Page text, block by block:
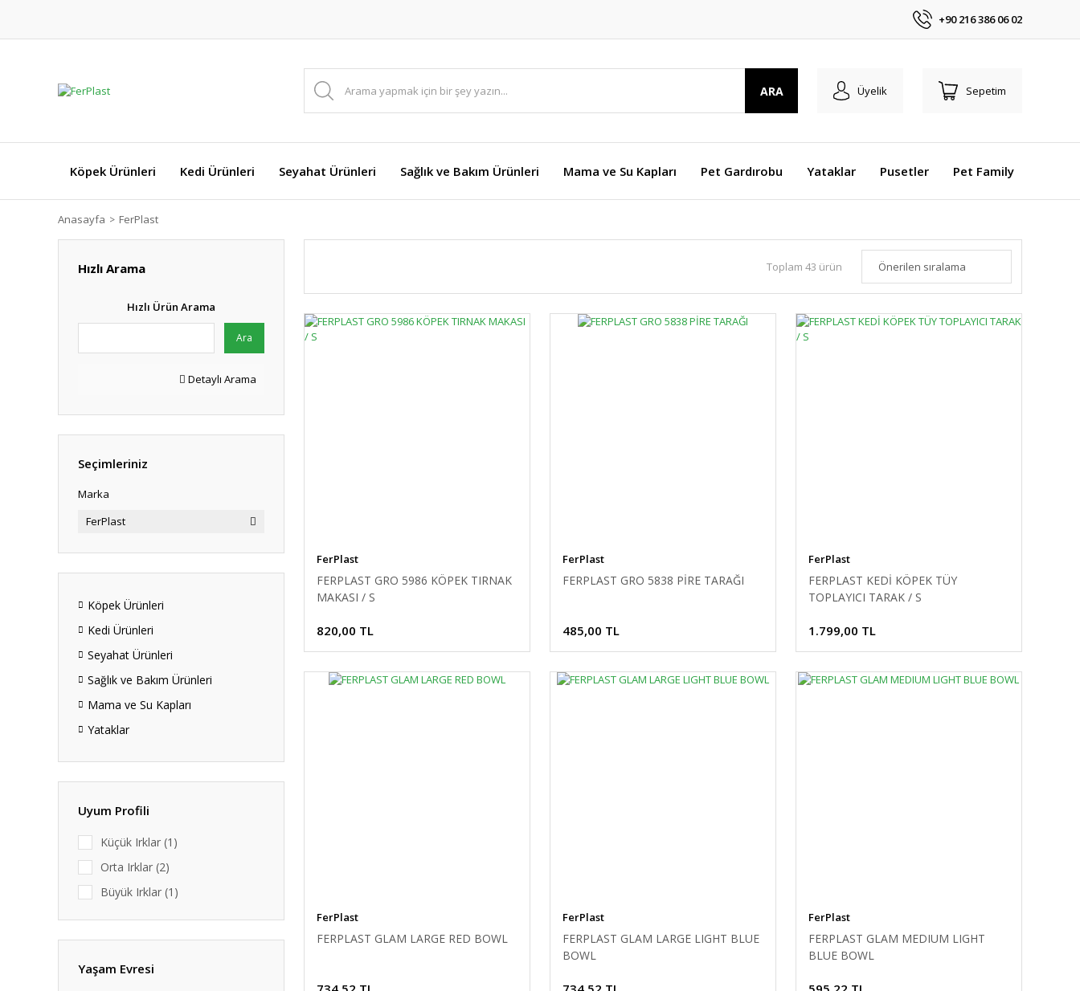
+90 216 386 06 02
ARA Üyelik Sepetim
Köpek Ürünleri Kedi Ürünleri Seyahat Ürünleri Sağlık ve Bakım Ürünleri Mama ve Su Kapları Pet Gardırobu Yataklar Pusetler Pet Family
Anasayfa FerPlast
Hızlı Arama
Hızlı Ürün Arama
Ara
Detaylı Arama
Seçimleriniz
Marka
FerPlast
Köpek Ürünleri
Kedi Ürünleri
Seyahat Ürünleri
Sağlık ve Bakım Ürünleri
Mama ve Su Kapları
Yataklar
Uyum Profili
Küçük Irklar (1)
Orta Irklar (2)
Büyük Irklar (1)
Yaşam Evresi
Toplam 43 ürün
FerPlast
FERPLAST GRO 5986 KÖPEK TIRNAK
MAKASI / S
820,00 TL
FerPlast
FERPLAST GRO 5838 PİRE TARAĞI
485,00 TL
FerPlast
FERPLAST KEDİ KÖPEK TÜY
TOPLAYICI TARAK / S
1.799,00 TL
FerPlast
FERPLAST GLAM LARGE RED BOWL
FerPlast
FERPLAST GLAM LARGE LIGHT BLUE
BOWL
FerPlast
FERPLAST GLAM MEDIUM LIGHT
BLUE BOWL